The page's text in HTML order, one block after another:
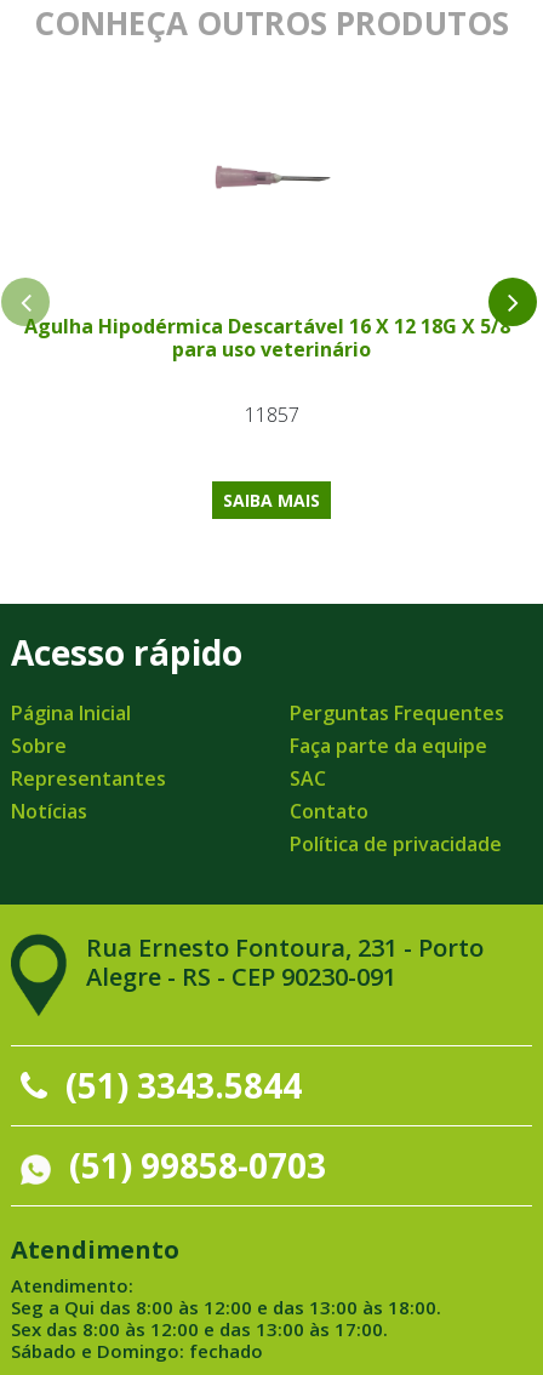
CONHEÇA OUTROS PRODUTOS
Agulha Hipodérmica Descartável 16 X 12 18G X 5/8"
para uso veterinário
11857
SAIBA MAIS
Acesso rápido
Página Inicial
Sobre
Representantes
Notícias
Perguntas Frequentes
Faça parte da equipe
SAC
Contato
Política de privacidade
Rua Ernesto Fontoura, 231 - Porto
Alegre - RS - CEP 90230-091
(51) 3343.5844
(51) 99858-0703
Atendimento
Atendimento:
Seg a Qui das 8:00 às 12:00 e das 13:00 às 18:00.
Sex das 8:00 às 12:00 e das 13:00 às 17:00.
Sábado e Domingo: fechado